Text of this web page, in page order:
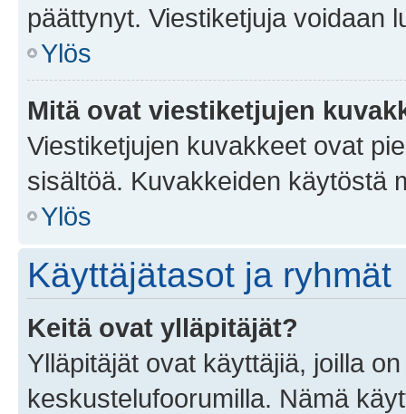
päättynyt. Viestiketjuja voidaan
Ylös
Mitä ovat viestiketjujen
Viestiketjujen kuvakkeet ovat
sisältöä. Kuvakkeiden käytöstä
Ylös
Käyttäjätasot ja ryhmät
Keitä ovat ylläpitäjät?
Ylläpitäjät ovat käyttäjiä, joilla
keskustelufoorumilla. Nämä